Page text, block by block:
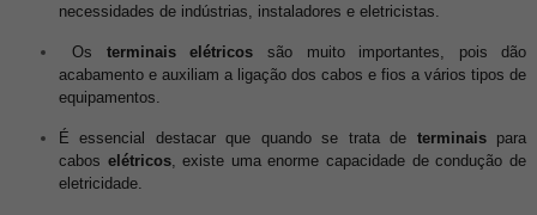
necessidades de indústrias, instaladores e eletricistas.
Os terminais elétricos são muito importantes, pois dão
acabamento e auxiliam a ligação dos cabos e fios a vários tipos de
equipamentos.
É essencial destacar que quando se trata de terminaispara
cabos elétricos, existe uma enorme capacidade de condução de
eletricidade.